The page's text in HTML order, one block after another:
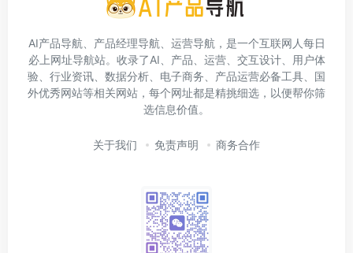
AI产品导航、产品经理导航、运营导航，是一个互联网人每日
必上网址导航站。收录了AI、产品、运营、交互设计、用户体
验、行业资讯、数据分析、电子商务、产品运营必备工具、国
外优秀网站等相关网站，每个网址都是精挑细选，以便帮你筛
选信息价值。
关于我们 免责声明 商务合作